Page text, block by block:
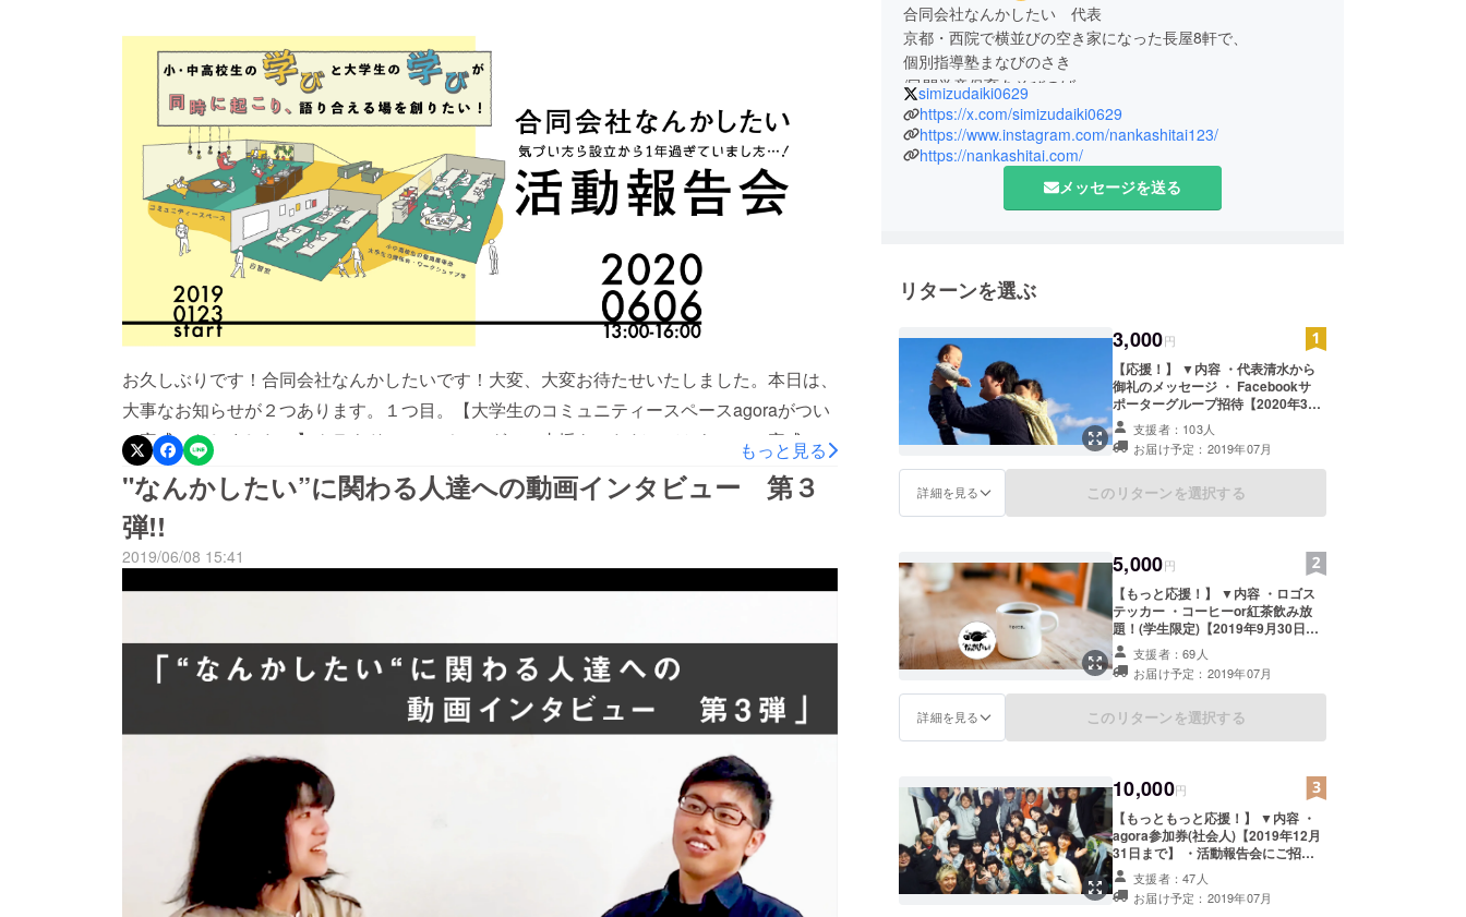
とこの企画の準備をしてくれていました。代表がその30時間TVの中で100㎞歩いてたら、
みんなステイホームな猛暑のお盆あけ、楽しんでもらえるかなーと思ってノリと勢いで決め
たけど、やっぱり挑戦にあたっていろいろと考えさせられています。ゆるく集まり、熱くな
る。合同会社なんかしたいは、あなたとセカイをチカクしたいです。世代を超えて人も自然
もみなと関係性を紡いでいきたい。この30時間オンラインイベントが終了するまでに、100
人を目標にしています。力を貸していだたけないでしょうか。ちょっと日々、目の前に尽力
のあまり一人一人お願いできていないのが心苦しいですが、こちらで失礼します。今から
100㎞は、京都市内、主に鴨川あたりをぐるぐるしてます。オレンジの目立つシューズ履い
てます。「自分のことや社会のことを本音で話せる社会へ」という僕らの挑戦を、一緒に盛
り上げてもらえると嬉しいです。イベントは、以下から覗けますので、よろしくお願いしま
https://30h-nankashiati.studio.design/サポーター募集サイトhttps://nankashitai-
supporter.studio.design/
お久しぶりです！合同会社なんかしたいです！大変、大変お待たせいたしました。本日は、
大事なお知らせが２つあります。１つ目。【大学生のコミュニティースペースagoraがつい
に完成いたしました！】クラウドファンディングでご支援をいただいてから、いつ完成でき
るのか。。。と自分たち自身も待ち望んでいたagora。改装業者さんの変更があり資金不足
になり、京都市の古民家を地域活性のための助成金を満額いただくことができ、できる限り
自分たちで改装を、ゆっくりゆっくりですが作り上げて来ました。ネットも繋がり、キッチ
ンも使用できるようになり、皆さんがくつろげるようなグッズも少しづつ増えてきました。
お庭とロフトはまだ手付かずで、机もこれからDIYの予定です。５月にOPENお披露目会の
「agora」という「大学生を中心として、世代を超えた関わりが生まれる場」の機能を軸
に、オンラインでの取り組みにチャレンジし始めました！引き続き、みなさんの支援によっ
てできたこの「agora」というものを応援、そして一緒に作り上げていけたら最高です！よ
す！！！】こちらも本当にお待たせしました。。。３月に実施予定だった合同会社なんかし
たいの活動報告会ですが、コロナの影響によって、延期をさせていただいておりました。ど
うしても、agoraで実施をしたいと願っていましたが、早くみなさんに報告をしたい気持ち
も強く、オンラインで実施することにしました。【６月６日（土）13:00-16:00】の日程で
【オンライン】にて、開催したいと思います！！・この期間でなんかしたいが活動して来た
もっと見る
"なんかしたい”に関わる人達への動画インタビュー 第３
弾!!
2019/06/08 15:41
合同会社なんかしたい 代表
京都・西院で横並びの空き家になった長屋8軒で、
個別指導塾まなびのさき
/民間学童保育あそびのば
/まなあそ食堂
/秘密基地agora
/スタジオ・プレーパーク
1988年兵庫県姫路市生まれ。
大学4年生時2011年より、小学生から大学生を対象とした教
育事業の会社の創業に携わる。
2019年1月、独立。「合同会社なんかしたい」創業。
simizudaiki0629
https://x.com/simizudaiki0629
https://www.instagram.com/nankashitai123/
https://nankashitai.com/
メッセージを送る
リターンを選ぶ
3,000円
【応援！】 ▼内容 ・代表清水から
御礼のメッセージ ・ Facebookサ
ポーターグループ招待【2020年3月
31日まで】 ・agoraイベント先行案
内 Line@招待(学生限定)【2020年3
月31日まで】 ▼詳細 ・Facebookサ
ポーターグループ：「合同会社なん
かしたい」の活動報告やニュースな
回改装予定の大学生のコミュニ
ティースペース「agora」で開催し
ていくイベントの先行案内を、LINE
＠にてさせていただきます！(学生限
定)
支援者：103人
お届け予定：2019年07月
詳細を見る このリターンを選択する
5,000円
【もっと応援！】 ▼内容 ・ロゴス
テッカー ・コーヒーor紅茶飲み放
題！(学生限定)【2019年9月30日ま
で】 ・清水から御礼のメッセージ
・ Facebookサポーターグループ招
待【2020年3月31日まで】 ・agora
イベント先行案内 Line@招待(学生
限定)【2020年3月31日まで】 ▼詳
貼ってお使いください(^^) ・大学生
のコミュニティースペース
「agora」で2019年9月30日まで、
コーヒー or 紅茶が飲み放題！いつ
でも遊びにきてくださいね。 ・
Facebookサポーターグループ：
「合同会社なんかしたい」の活動報
告やニュースなどをお知らせする
支援者：69人
お届け予定：2019年07月
詳細を見る このリターンを選択する
10,000円
【もっともっと応援！】 ▼内容 ・
agora参加券(社会人)【2019年12月
31日まで】 ・活動報告会にご招待
【2020年3月予定】 ・ロゴステッ
カー ・コーヒーor紅茶飲み放題！
(学生限定)【2019年9月30日まで】
支援者：47人
お届け予定：2019年07月